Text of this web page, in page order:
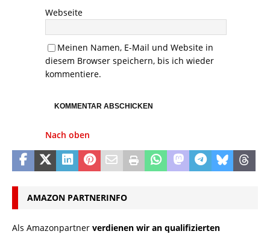
Webseite
Meinen Namen, E-Mail und Website in
diesem Browser speichern, bis ich wieder
kommentiere.
Nach oben
AMAZON PARTNERINFO
Als Amazonpartner verdienen wir an qualifizierten